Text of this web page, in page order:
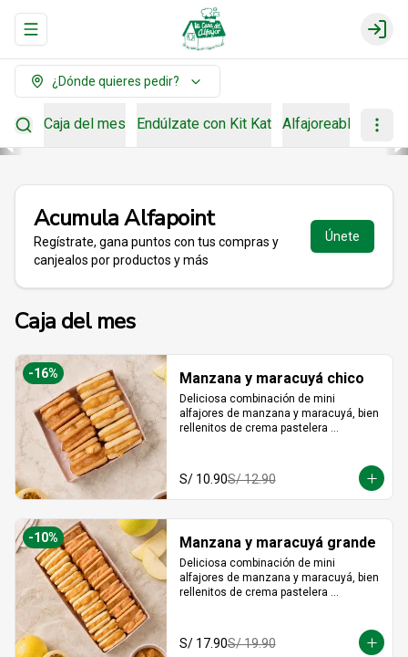
Abrir menu de navegación Login
¿Dónde quieres pedir?
Caja del mes Endúlzate con Kit Kat Alfajoreable Para
AcumulaAlfapoint
Regístrate, gana puntos con tus compras y
canjealos por productos y más
Únete
Caja del mes
-16% Manzana y maracuyá chico
Deliciosa combinación de mini
alfajores de manzana y maracuyá, bien
rellenitos de crema pastelera
S/ 10.90S/ 12.90
-10% Manzana y maracuyá grande
Deliciosa combinación de mini
alfajores de manzana y maracuyá, bien
rellenitos de crema pastelera
S/ 17.90S/ 19.90